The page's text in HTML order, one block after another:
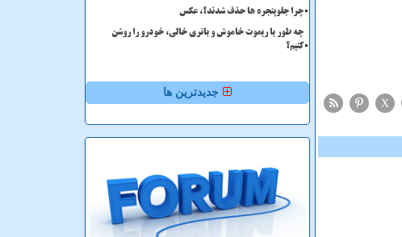
X
چرا جلوپنجره ها حذف شدند؟، عکس
چه طور با ریموت خاموش و باتری خالی، خودرو را روشن
کنیم؟
جدیدترین ها